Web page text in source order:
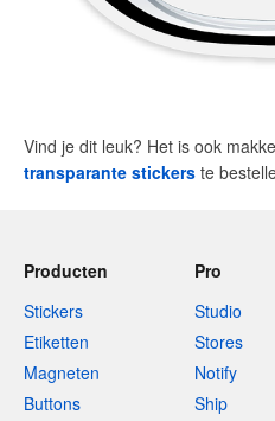
Vind je dit leuk? Het is ook
transparante stickers te
Producten
Stickers
Etiketten
Magneten
Buttons
Pro
Studio
Stores
Notify
Ship